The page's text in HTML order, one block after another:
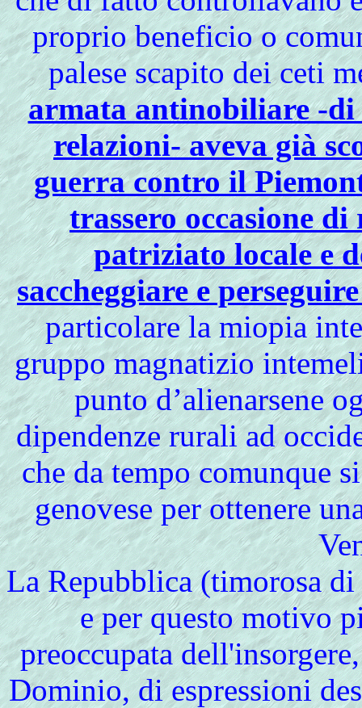
proprio beneficio o
palese scapito dei ceti
armata antinobiliare -di
relazioni- aveva già
guerra contro il
trassero occasione
patriziato locale e
saccheggiare e
particolare la miopia
gruppo magnatizio
punto d’alienarsene
dipendenze rurali ad
che da tempo comunque
genovese per ottenere
La Repubblica (timorosa
e per questo motivo
preoccupata
Dominio, di espressioni